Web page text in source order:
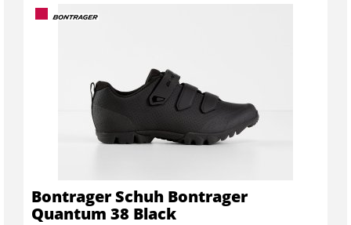
Bontrager Schuh Bontrager
Quantum 38 Black